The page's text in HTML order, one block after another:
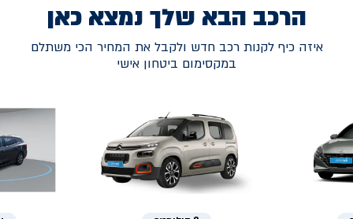
הרכב הבא שלך נמצא כאן
איזה כיף לקנות רכב חדש ולקבל את המחיר הכי משתלם
במקסימום ביטחון אישי